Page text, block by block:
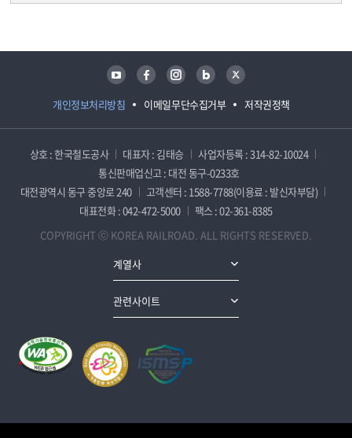
개인정보처리방침 이메일무단수집거부 저작권정책
유튜브 페이스북 인스타그램 블로그 트위터
상호 : 한국철도공사 대표자 : 김태승
사업자등록 : 314-82-10024
통신판매업신고 : 대전 동구-0233호
대전광역시 동구 중앙로 240
고객센터 : 1588-7788(이용료 : 발신자부담)
대표전화 : 042-472-5000
팩스 : 02-361-8385
COPYRIGHT ⓒ KOREA RAILROAD. ALL RIGHTS RESERVED.
계열사
관련사이트